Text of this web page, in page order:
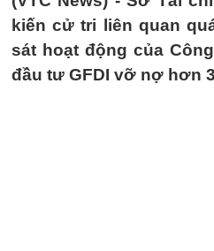
kiến cử tri liên quan
sát hoạt động của
đầu tư GFDI vỡ nợ hơn